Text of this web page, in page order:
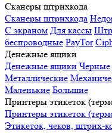
Сканеры штрихкода
Сканеры штрихкода
С экраном Для кассы
беспроводные PayTor
Денежные ящики
Денежные ящики Черные
Металлические
Маленькие Большие
Принтеры этикеток
Принтеры этикеток
Этикеток, чеков, штрих-